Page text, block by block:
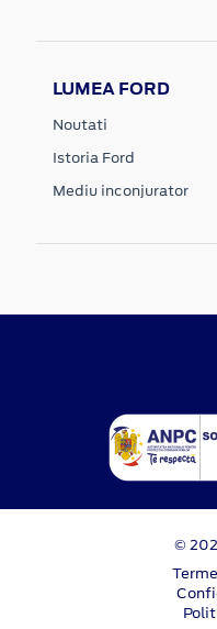
LUMEA FORD
Noutati
Istoria Ford
Mediu inconjurator
©